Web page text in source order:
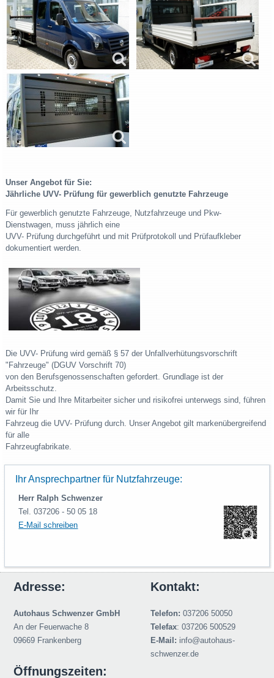
Unser Angebot für Sie:
Jährliche UVV- Prüfung für gewerblich genutzte Fahrzeuge
Für gewerblich genutzte Fahrzeuge, Nutzfahrzeuge und Pkw-
Dienstwagen, muss jährlich eine
UVV- Prüfung durchgeführt und mit Prüfprotokoll und Prüfaufkleber
dokumentiert werden.
Die UVV- Prüfung wird gemäß § 57 der Unfallverhütungsvorschrift
"Fahrzeuge" (DGUV Vorschrift 70)
von den Berufsgenossenschaften gefordert. Grundlage ist der
Arbeitsschutz.
Damit Sie und Ihre Mitarbeiter sicher und risikofrei unterwegs sind, führen
wir für Ihr
Fahrzeug die UVV- Prüfung durch. Unser Angebot gilt markenübergreifend
für alle
Fahrzeugfabrikate.
Ihr Ansprechpartner für Nutzfahrzeuge:
Herr Ralph Schwenzer
Tel. 037206 - 50 05 18
E-Mail schreiben
Adresse:
Autohaus Schwenzer GmbH
An der Feuerwache 8
09669 Frankenberg
Kontakt:
Telefon: 037206 50050
Telefax: 037206 500529
E-Mail: info@autohaus-
schwenzer.de
Öffnungszeiten: